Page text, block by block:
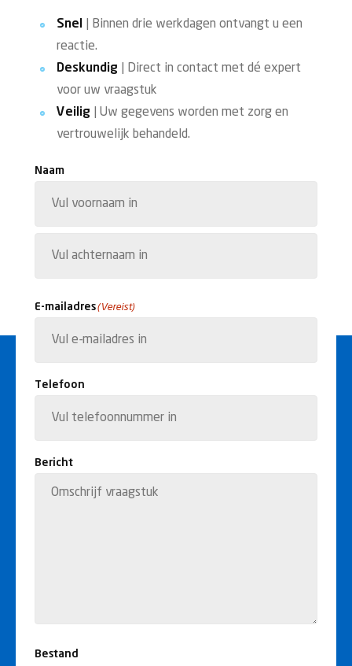
Snel
| Binnen drie werkdagen ontvangt u een
reactie.
Deskundig | Direct in contact met dé expert
voor uw vraagstuk
Veilig | Uw gegevens worden met zorg en
vertrouwelijk behandeld.
Naam
E-mailadres(Vereist)
Telefoon
Bericht
Bestand